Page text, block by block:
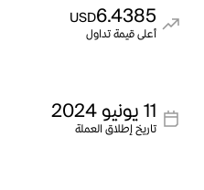
6.4385
USD
أعلى قيمة تداول
11 يونيو 2024
تاريخ إطلاق العملة